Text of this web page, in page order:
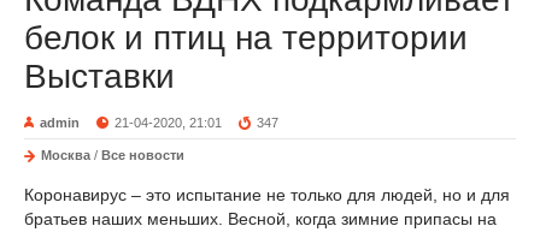
белок и птиц на территории
Выставки
admin 21-04-2020, 21:01 347
Москва / Все новости
Коронавирус – это испытание не только для людей, но и для
братьев наших меньших. Весной, когда зимние припасы на